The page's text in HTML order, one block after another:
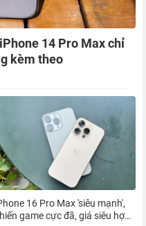
14 Pro Max chỉ
kèm theo
16 Pro Max 'siêu mạnh',
game cực đã, giá siêu hợp